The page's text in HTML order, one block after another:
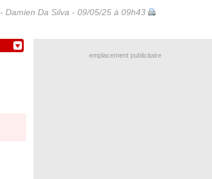
- Damien Da Silva - 09/05/25 à 09h43
emplacement publicitaire